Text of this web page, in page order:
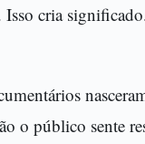
Isso cria
o público sente